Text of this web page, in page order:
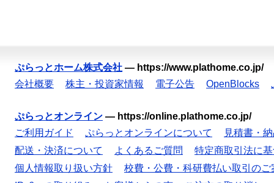
ぷらっとホーム株式会社 — https://www.plathome.co.jp/
会社概要
株主・投資家情報 電子公告 OpenBlocks
ぷらっとオンライン — https://online.plathome.co.jp/
ご利用ガイド
ぷらっとオンラインについて
見積書・
配送・決済について
よくあるご質問
特定商取引法に
個人情報取り扱い方針
校費・公費・科研費払い取引のご